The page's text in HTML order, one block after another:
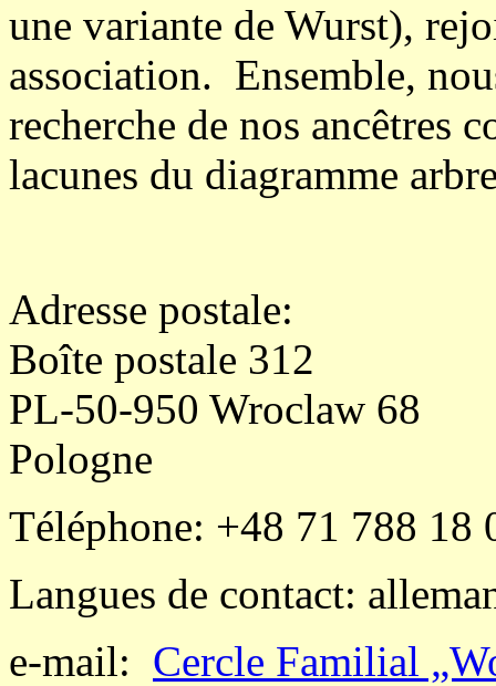
une variante de Wurst),
association. Ensemble,
recherche de nos ancêtres
lacunes du diagramme
Adresse postale:
Boîte postale 312
PL-50-950 Wroclaw 68
Pologne
Téléphone: +48 71 788 18
Langues de contact:
e-mail: Cercle Familial